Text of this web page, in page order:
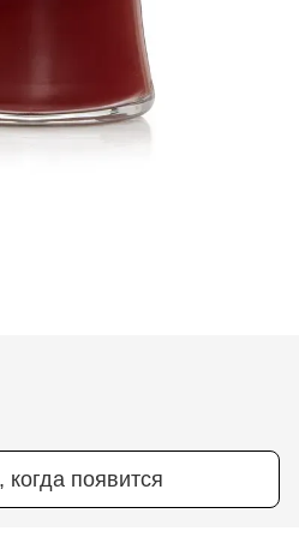
появится